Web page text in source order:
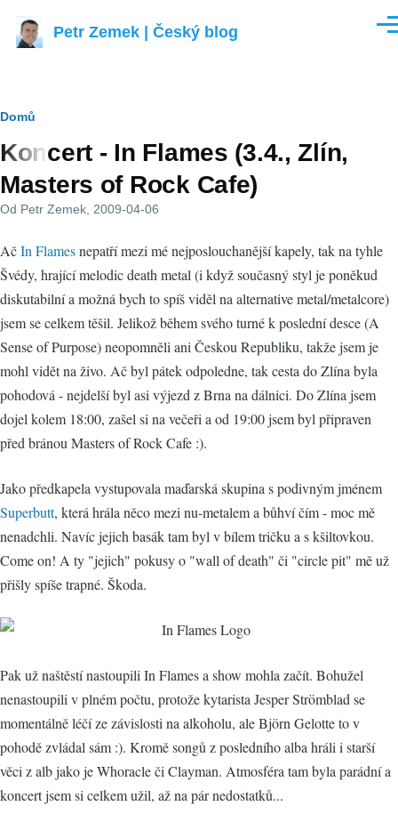
Petr Zemek | Český blog
Drobečková
navigace
Domů
Koncert - In Flames (3.4., Zlín,
Masters of Rock Cafe)
Od Petr Zemek , 2009-04-06
AčIn Flamesnepatří mezi mé nejposlouchanější kapely, tak na tyhle
Švédy, hrající melodic death metal (i když současný styl je poněkud
diskutabilní a možná bych to spíš viděl na alternative metal/metalcore)
jsem se celkem těšil. Jelikož během svého turné k poslední desce (A
Sense of Purpose) neopomněli ani Českou Republiku, takže jsem je
mohl vidět na živo. Ač byl pátek odpoledne, tak cesta do Zlína byla
pohodová - nejdelší byl asi výjezd z Brna na dálnici. Do Zlína jsem
dojel kolem 18:00, zašel si na večeři a od 19:00 jsem byl připraven
před bránou Masters of Rock Cafe :).
Jako předkapela vystupovala maďarská skupina s podivným jménem
Superbutt, která hrála něco mezi nu-metalem a bůhví čím - moc mě
nenadchli. Navíc jejich basák tam byl v bílem tričku a s kšiltovkou.
Come on! A ty "jejich" pokusy o "wall of death" či "circle pit" mě už
přišly spíše trapné. Škoda.
Pak už naštěstí nastoupili In Flames a show mohla začít. Bohužel
nenastoupili v plném počtu, protože kytarista Jesper Strömblad se
momentálně léčí ze závislosti na alkoholu, ale Björn Gelotte to v
pohodě zvládal sám :). Kromě songů z posledního alba hráli i starší
věci z alb jako je Whoracle či Clayman. Atmosféra tam byla parádní a
koncert jsem si celkem užil, až na pár nedostatků...